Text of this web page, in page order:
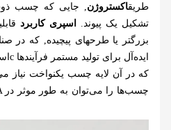
طریقاکستروژن , جایی که چسب
تشکیل یک پیوند.
اسپری کاربرد
بزرگتر یا طرحهای پیچیده, که در
که در آن لایه چسب یکنواخت نیاز